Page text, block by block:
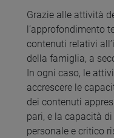
Grazie alle attività
l’approfondimento
contenuti relativi
della famiglia, a
In ogni caso, le
accrescere le
dei contenuti
pari, e la capacità
personale e critico